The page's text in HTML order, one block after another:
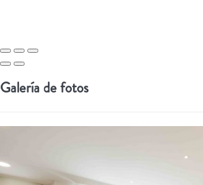
Galería de fotos